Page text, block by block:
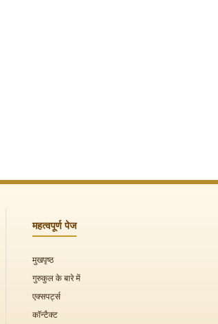
महत्वपूर्ण पेज
मुखपृष्ठ
गुरुकुल के बारे में
एक्सपर्ट्स
कॉन्टैक्ट